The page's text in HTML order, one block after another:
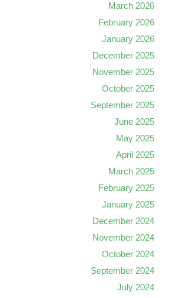
March 2026
February 2026
January 2026
December 2025
November 2025
October 2025
September 2025
June 2025
May 2025
April 2025
March 2025
February 2025
January 2025
December 2024
November 2024
October 2024
September 2024
July 2024